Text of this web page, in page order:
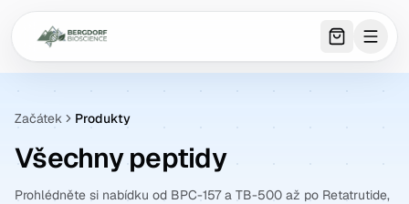
0 item
Začátek Produkty
Všechny peptidy
Prohlédněte si nabídku od BPC-157 a TB-500 až po Retatrutide,